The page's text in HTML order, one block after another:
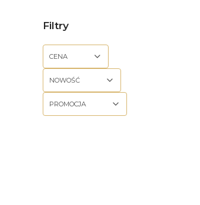
Filtry
CENA
NOWOŚĆ
PROMOCJA